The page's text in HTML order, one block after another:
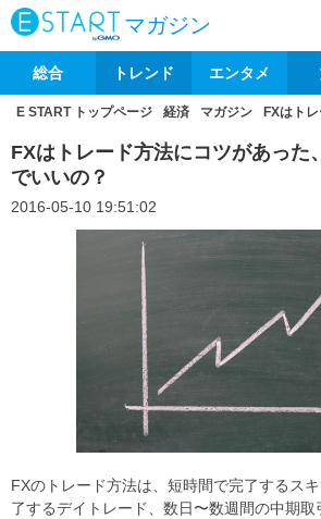
マガジン
総合 トレンド エンタメ
E START トップページ 経済 マガジン FXはト
FXはトレード方法にコツがあった
でいいの？
2016-05-10 19:51:02
FXのトレード方法は、短時間で完了するス
了するデイトレード、数日〜数週間の中期取